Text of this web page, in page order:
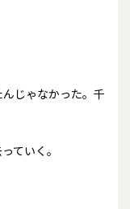
じゃなかった。千
ていく。